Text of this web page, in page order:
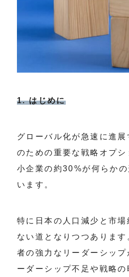
1. はじめに
グローバル化が急速に進
のための重要な戦略オプ
小企業の約30%が何らか
います。
特に日本の人口減少と市
ない道となりつつありま
者の強力なリーダーシッ
ーダーシップ不足や戦略